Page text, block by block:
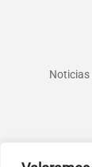
Noticias